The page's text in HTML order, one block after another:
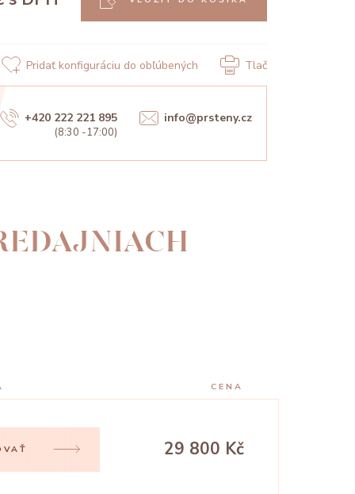
Pridať konfiguráciu do obľúbených Tlač
+420 222 221 895
(8:30 -17:00)
info@prsteny.cz
CENA
29 800 Kč